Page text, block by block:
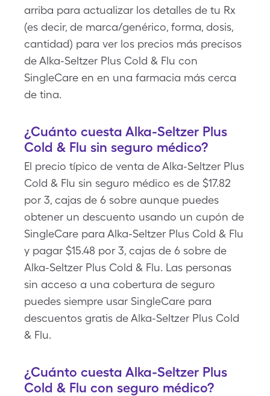
arriba para actualizar los detalles de tu Rx
(es decir, de marca/genérico, forma, dosis,
cantidad) para ver los precios más precisos
de Alka-Seltzer Plus Cold & Flu con
SingleCare en en una farmacia más cerca
de tina.
¿Cuánto cuesta Alka-Seltzer Plus
Cold & Flu sin seguro médico?
El precio típico de venta de Alka-Seltzer Plus
Cold & Flu sin seguro médico es de $17.82
por 3, cajas de 6 sobre aunque puedes
obtener un descuento usando un cupón de
SingleCare para Alka-Seltzer Plus Cold & Flu
y pagar $15.48 por 3, cajas de 6 sobre de
Alka-Seltzer Plus Cold & Flu. Las personas
sin acceso a una cobertura de seguro
puedes siempre usar SingleCare para
descuentos gratis de Alka-Seltzer Plus Cold
& Flu.
¿Cuánto cuesta Alka-Seltzer Plus
Cold & Flu con seguro médico?